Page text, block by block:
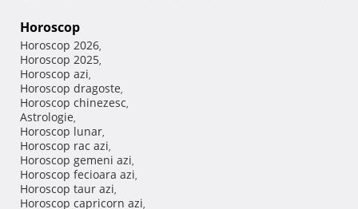
Horoscop
Horoscop 2026,
Horoscop 2025,
Horoscop azi,
Horoscop dragoste,
Horoscop chinezesc,
Astrologie,
Horoscop lunar,
Horoscop rac azi,
Horoscop gemeni azi,
Horoscop fecioara azi,
Horoscop taur azi,
Horoscop capricorn azi,